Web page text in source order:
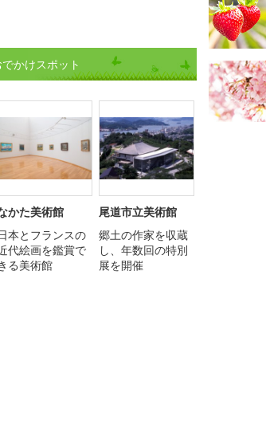
かけスポット
かた美術館
本とフランスの
代絵画を鑑賞で
る美術館
尾道市立美術館
郷土の作家を収蔵
し、年数回の特別
展を開催